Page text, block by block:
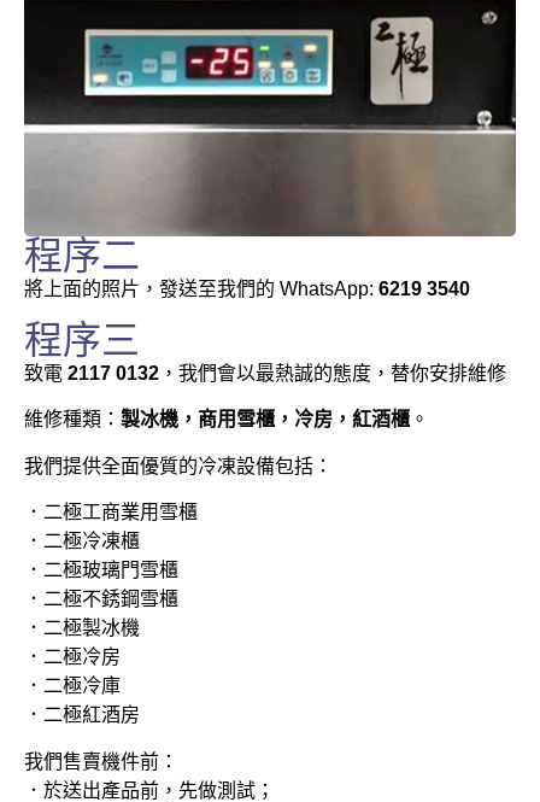
程序二
將上面的照片，發送至我們的 WhatsApp: 6219 3540
程序三
致電 2117 0132 ，我們會以最熱誠的態度，替你安排維修
維修種類： 製冰機，商用雪櫃，冷房，紅酒櫃 。
我們提供全面優質的冷凍設備包括：
．二極工商業用雪櫃
．二極冷凍櫃
．二極玻璃門雪櫃
．二極不銹鋼雪櫃
．二極製冰機
．二極冷房
．二極冷庫
．二極紅酒房
我們售賣機件前：
．於送出產品前，先做測試；